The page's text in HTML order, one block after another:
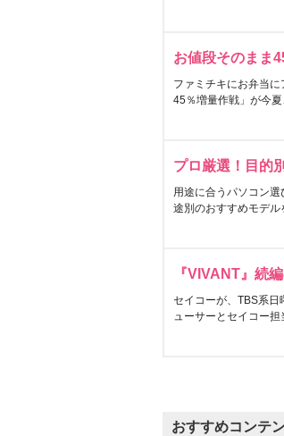
お値段そのまま
ファミチキにお弁当
45％増量作戦」が今
プロ厳選！目的
用途に合うパソコン
途別のおすすめモデル
『VIVANT』続
セイコーが、TBS系日
ューサーとセイコー担
おすすめコンテ